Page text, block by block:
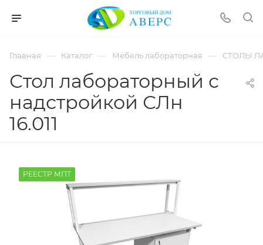
Главная — Каталог — Мебель лабораторная — СТОЛЫ
Стол лабораторный с
надстройкой СЛн
16.011
РЕЕСТР МПТ
pornspider.info
xnxx